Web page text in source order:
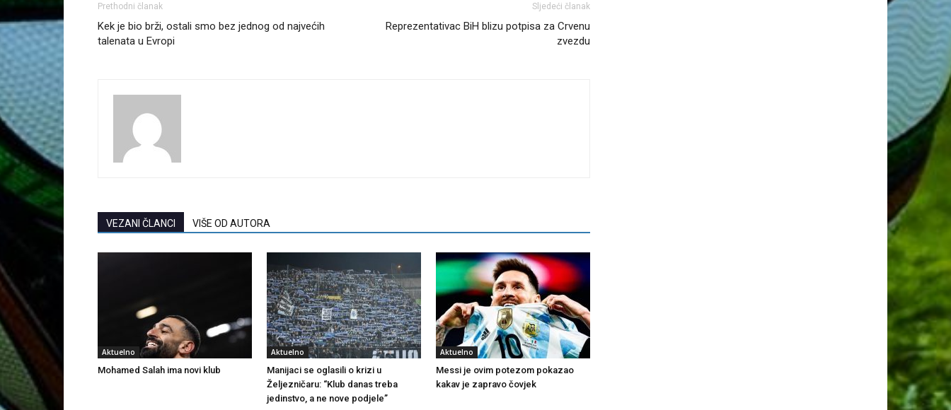
Prethodni članak
Kek je bio brži, ostali smo bez jednog od najvećih
talenata u Evropi
Sljedeći članak
Reprezentativac BiH blizu potpisa za Crvenu
zvezdu
VEZANI ČLANCI VIŠE OD AUTORA
Aktuelno
Mohamed Salah ima novi klub
Aktuelno
Manijaci se oglasili o krizi u
Željezničaru: “Klub danas treba
jedinstvo, a ne nove podjele”
Aktuelno
Messi je ovim potezom pokazao
kakav je zapravo čovjek